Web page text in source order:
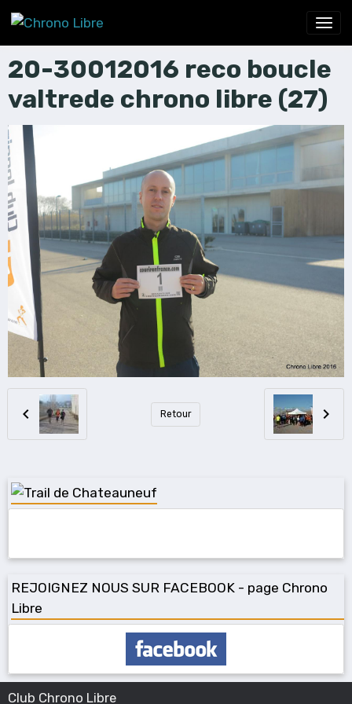
20-30012016 reco boucle
valtrede chrono libre (27)
Retour
REJOIGNEZ NOUS SUR FACEBOOK - page Chrono
Libre
Club Chrono Libre